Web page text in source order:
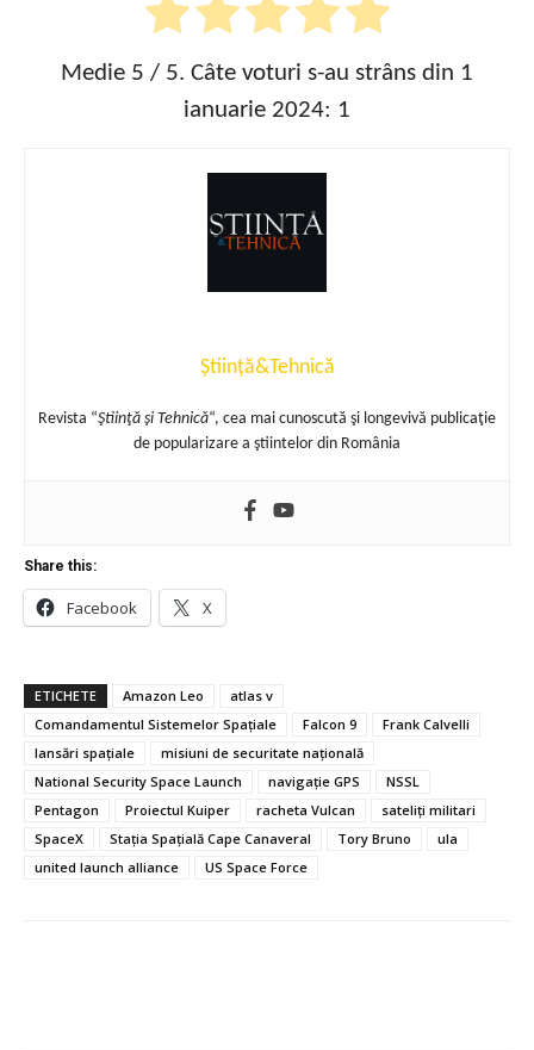
Medie 5 / 5. Câte voturi s-au strâns din 1
ianuarie 2024: 1
Știință&Tehnică
Revista “Ştiinţă şi Tehnică“, cea mai cunoscută şi longevivă publicaţie
de popularizare a ştiintelor din România
Share this:
Facebook X
ETICHETE Amazon Leo
atlas v
Comandamentul Sistemelor Spațiale
Falcon 9
Frank Calvelli
lansări spațiale
misiuni de securitate națională
National Security Space Launch
navigație GPS
NSSL
Pentagon
Proiectul Kuiper racheta Vulcan
sateliți militari
SpaceX
Stația Spațială Cape Canaveral Tory Bruno
ula
united launch alliance
US Space Force